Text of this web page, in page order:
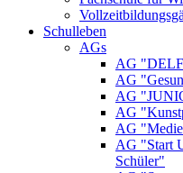
Schulleben
AGs
AG
AG
AG
AG
AG
AG "Start
Schüler"